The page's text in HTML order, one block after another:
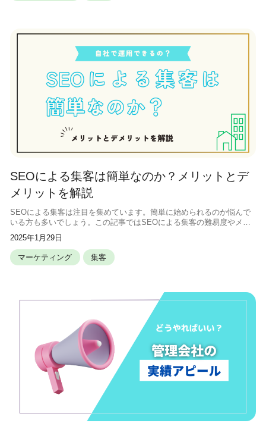
SEOによる集客は簡単なのか？メリットとデ
メリットを解説
SEOによる集客は注目を集めています。簡単に始められるのか悩んで
いる方も多いでしょう。この記事ではSEOによる集客の難易度やメリ
ット、デメリットを解説します。 SEO集客の基本概念と重要性 SEO
とは検索エンジン最適化の
2025年1月29日
マーケティング 集客